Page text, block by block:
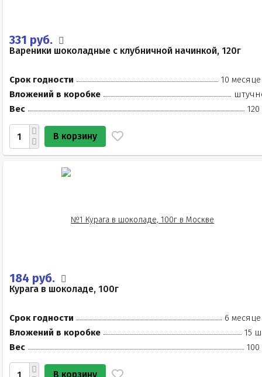
331 руб.
Вареники шоколадные с клубничной начинкой, 120г
Срок годности
10
Вложений в коробке
Вес
120
В корзину
184 руб.
Курага в шоколаде, 100г
Срок годности
6
Вложений в коробке
15
Вес
100
В корзину